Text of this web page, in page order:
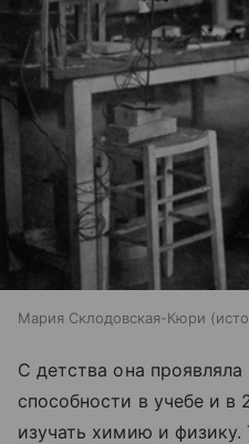
Мария Склодовская-Кюри
С детства она
способности в учебе и в
изучать химию и физику.